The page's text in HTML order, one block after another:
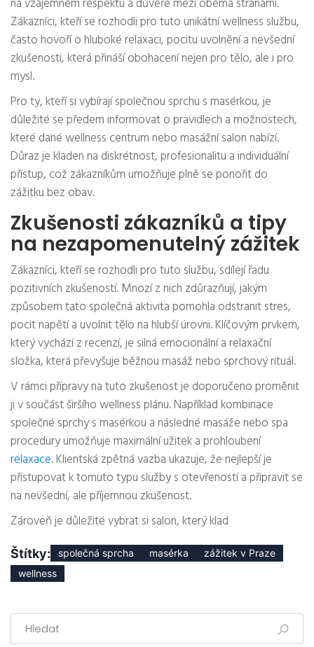
na vzájemném respektu a důvěře mezi oběma stranami.
Zákazníci, kteří se rozhodli pro tuto unikátní wellness službu,
často hovoří o hluboké relaxaci, pocitu uvolnění a nevšední
zkušenosti, která přináší obohacení nejen pro tělo, ale i pro
mysl.
Pro ty, kteří si vybírají společnou sprchu s masérkou, je
důležité se předem informovat o pravidlech a možnostech,
které dané wellness centrum nebo masážní salon nabízí.
Důraz je kladen na diskrétnost, profesionalitu a individuální
přístup, což zákazníkům umožňuje plně se ponořit do
zážitku bez obav.
Zkušenosti zákazníků a tipy
na nezapomenutelný zážitek
Zákazníci, kteří se rozhodli pro tuto službu, sdílejí řadu
pozitivních zkušeností. Mnozí z nich zdůrazňují, jakým
způsobem tato společná aktivita pomohla odstranit stres,
pocit napětí a uvolnit tělo na hlubší úrovni. Klíčovým prvkem,
který vychází z recenzí, je silná emocionální a relaxační
složka, která převyšuje běžnou masáž nebo sprchový rituál.
V rámci přípravy na tuto zkušenost je doporučeno proměnit
ji v součást širšího wellness plánu. Například kombinace
společné sprchy s masérkou a následné masáže nebo spa
procedury umožňuje maximální užitek a prohloubení
relaxace. Klientská zpětná vazba ukazuje, že nejlepší je
přistupovat k tomuto typu služby s otevřeností a připravit se
na nevšední, ale příjemnou zkušenost.
Zároveň je důležité vybrat si salon, který klad
Štítky: společná sprcha masérka
zážitek v Praze
wellness